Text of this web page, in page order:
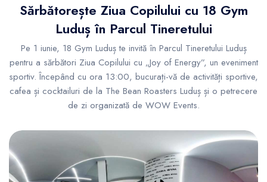
Sărbătorește Ziua Copilului cu 18 Gym
Luduș în Parcul Tineretului
Pe 1 iunie, 18 Gym Luduș te invită în Parcul Tineretului Luduș
pentru a sărbători Ziua Copilului cu „Joy of Energy”, un eveniment
sportiv. Începând cu ora 13:00, bucurați-vă de activități sportive,
cafea și cocktailuri de la The Bean Roasters Luduș și o petrecere
de zi organizată de WOW Events.